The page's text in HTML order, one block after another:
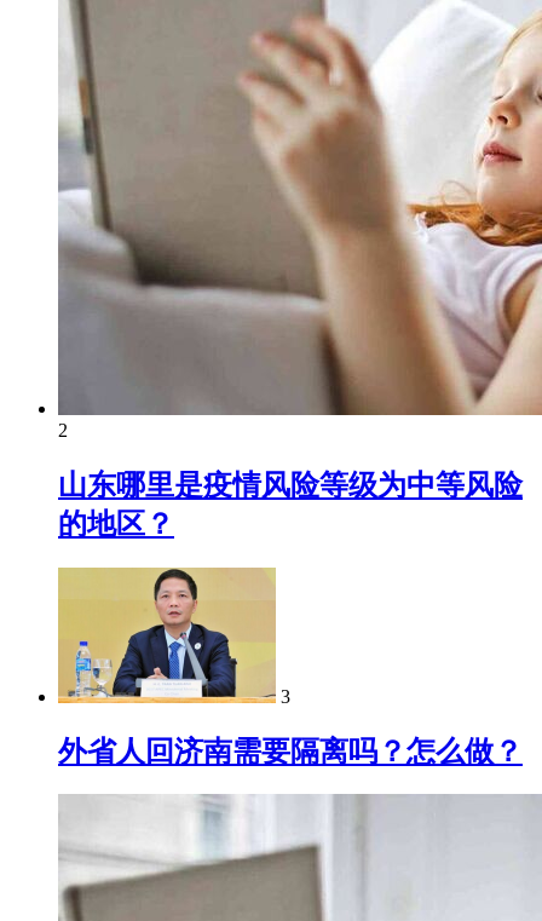
2
山东哪里是疫情风险等级为中等风险
的地区？
3
外省人回济南需要隔离吗？怎么做？